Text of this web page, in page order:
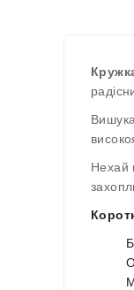
Нехай